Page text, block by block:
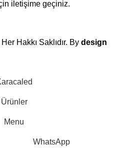
iletişime geçiniz.
Hakkı Saklıdır. By design
Ürünler
Menu
WhatsApp